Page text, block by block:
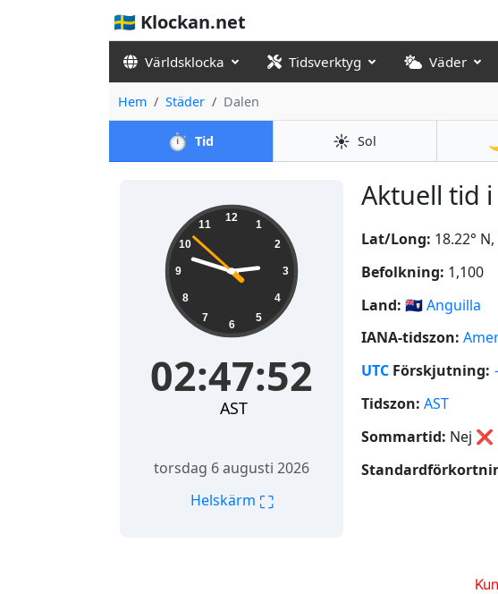
🇸🇪 Klockan.net
Världsklocka Tidsverktyg Väder
Hem Städer Dalen
⏱️ Tid ☀️ Sol
Aktuell tid
02:47:53 12
1
2
3
4
5
6
7
8
9
10
11
02:47:53
AST
torsdag 6 augusti 2026
Helskärm ⛶
Lat/Long: 18.22°
Befolkning: 1,100
Land: 🇦🇮Anguilla
IANA-tidszon:
UTC Förskjutning:
Tidszon: AST
Sommartid: Nej ❌